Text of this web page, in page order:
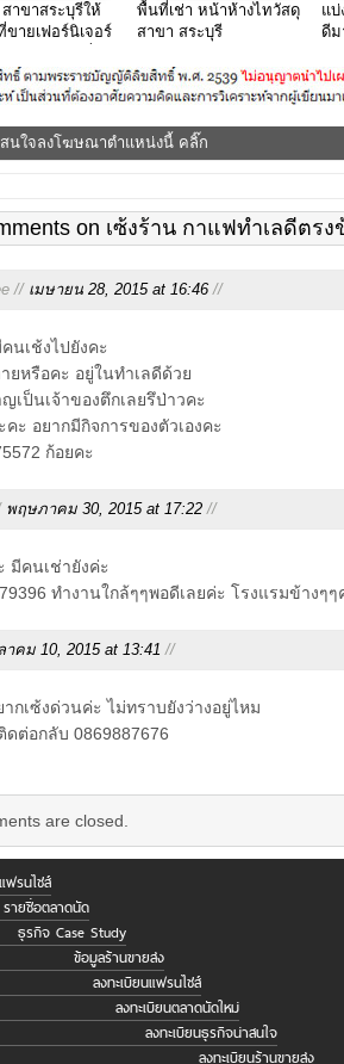
าขาสระบุรีให้
ขายเฟอร์นิเจอร์
พื้นที่เช่า หน้าห้างไทวัสดุ
สาขา สระบุรี
แบ่
ดีม
สนใจลงโฆษณาตำแหน่งนี้ คลิ๊ก
on เซ้งร้าน กาแฟทำเลดีต
// เมษายน 28, 2015 at 16:46 //
คนเช้งไปยังคะ
ยหรือคะ อยู่ในทำเลดีด้วย
เป็นเจ้าของตึกเลยรึป่าวคะ
คะ อยากมีกิจการของตัวเองคะ
ก้อยคะ
พฤษภาคม 30, 2015 at 17:22 //
มีคนเช่ายังค่ะ
ทำงานใกล้ๆๆพอดีเลยค่ะ โรงแรมข้างๆๆ
าคม 10, 2015 at 13:41 //
ากเซ้งด่วนค่ะ ไม่ทราบยังว่างอยู่ไหม
ดต่อกลับ 0869887676
are closed.
ฟรนไชส์
รายชื่อตลาดนัด
ธุรกิจ Case Study
ข้อมูลร้านขายส่ง
ลงทะเบียนแฟรนไชส์
ลงทะเบียนตลาดนัดใหม่
ลงทะเบียนธุรกิจน่าสนใจ
ลงทะเบียนร้านขายส่ง